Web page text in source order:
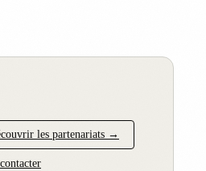
les partenariats →